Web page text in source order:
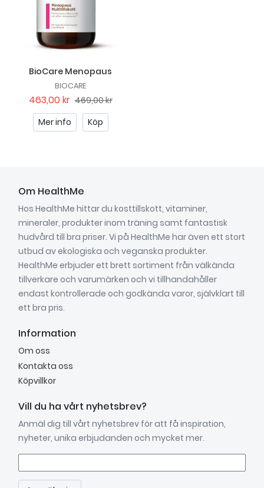
BioCare Menopaus
BIOCARE
463,00 kr 469,00 kr
Mer info
Köp
Om HealthMe
Hos HealthMe hittar du kosttillskott, vitaminer,
mineraler, produkter inom träning samt fantastisk
hudvård till bra priser. Vi på HealthMe har även ett stort
utbud av ekologiska och veganska produkter.
HealthMe erbjuder ett brett sortiment från välkända
tillverkare och varumärken och vi tillhandahåller
endast kontrollerade och godkända varor, självklart till
ett bra pris.
Information
Om oss
Kontakta oss
Köpvillkor
Vill du ha vårt nyhetsbrev?
Anmäl dig till vårt nyhetsbrev för att få inspiration,
nyheter, unika erbjudanden och mycket mer.